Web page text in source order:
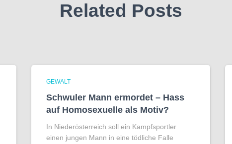
Related Posts
GEWALT
Schwuler Mann ermordet – Hass
auf Homo­sexuelle als Motiv?
In Niederösterreich soll ein Kampfsportler
einen jungen Mann in eine tödliche Falle